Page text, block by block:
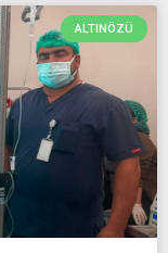
ALTINÖZÜ